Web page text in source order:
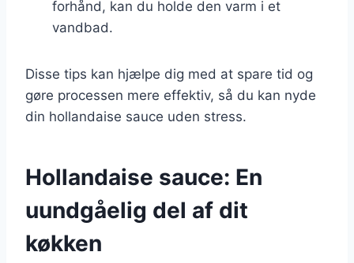
forhånd, kan du holde den varm i et
vandbad.
Disse tips kan hjælpe dig med at spare tid og
gøre processen mere effektiv, så du kan nyde
din hollandaise sauce uden stress.
Hollandaise sauce: En
uundgåelig del af dit
køkken